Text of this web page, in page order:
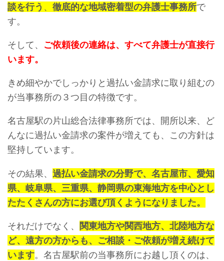
談を行う 、 徹底的な地域密着型の弁護士事務所で
す。
そして、 ご依頼後の連絡は、 すべて弁護士が直接行
います。
きめ細やかでしっかりと過払い金請求に取り組むの
が当事務所の３つ目の特徴です。
名古屋駅の片山総合法律事務所では、開所以来、ど
んなに過払い金請求の案件が増えても、この方針は
堅持しています。
その結果、 過払い金請求の分野で、名古屋市、愛知
県、岐阜県、三重県、静岡県の東海地方を中心とし
たたくさんの方にお選び頂くようになりました。
それだけでなく、 関東地方や関西地方、北陸地方な
ど、遠方の方からも、ご相談・ご依頼が増え続けて
います。名古屋駅前の当事務所にお越し頂くのは、